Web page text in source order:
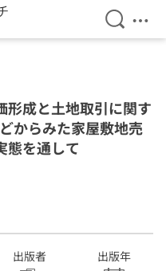
検索を
メ
形成と土地取引に関す
からみた家屋敷地売
態を通して
出版者 出版年